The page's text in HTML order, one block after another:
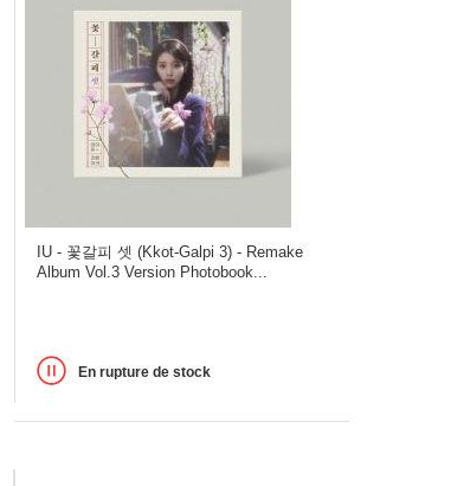
IU - 꽃갈피 셋 (Kkot-Galpi 3) - Remake
Album Vol.3 Version Photobook...
En rupture de stock